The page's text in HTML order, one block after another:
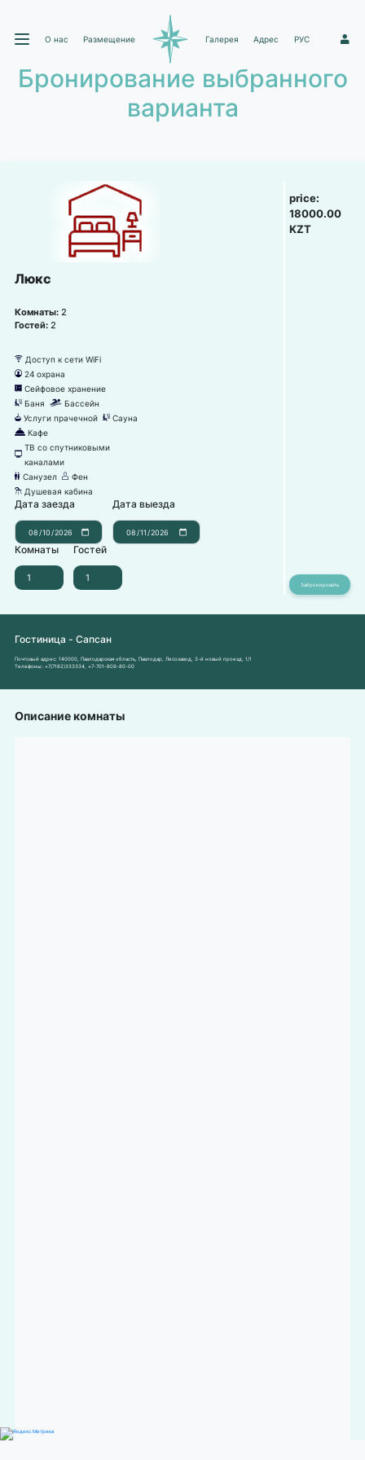
О нас Размещение Галерея Адрес РУС 1
Бронирование выбранного
варианта
Люкс
Комнаты: 2
Гостей: 2
뀄 Доступ к сети WiFi
댑 24 охрана
뀰 Сейфовое хранение
끤 Баня 끂 Бассейн
뀧 Услуги прачечной 끤 Сауна
덐 Кафе
넎
ТВ со спутниковыми
каналами
댃 Санузел 덶 Фен
댴 Душевая кабина
Дата заезда Дата выезда
Комнаты Гостей
price:
18000.00
KZT
Гостиница - Сапсан
Почтовый адрес: 140000, Павлодарская область, Павлодар, Лесозавод, 3-й новый проезд, 1/1
Телефоны: +7(7182)333334 +7-701-809-80-00
Описание комнаты